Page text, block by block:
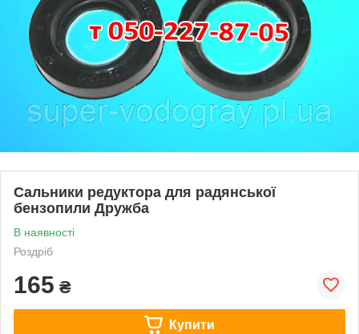
Сальники редуктора для радянської
бензопили Дружба
В наявності
Роздріб
165 ₴
Купити